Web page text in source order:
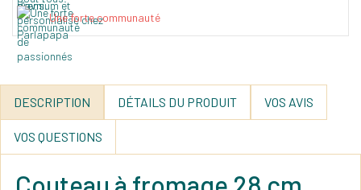
Une forte communauté
DESCRIPTION DÉTAILS DU PRODUIT VOS AVIS
VOS QUESTIONS